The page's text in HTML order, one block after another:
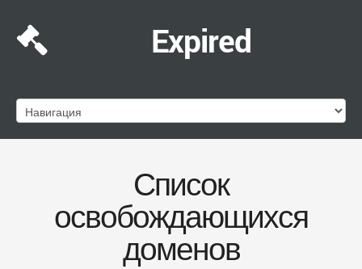
Expired
Список
освобождающихся
доменов